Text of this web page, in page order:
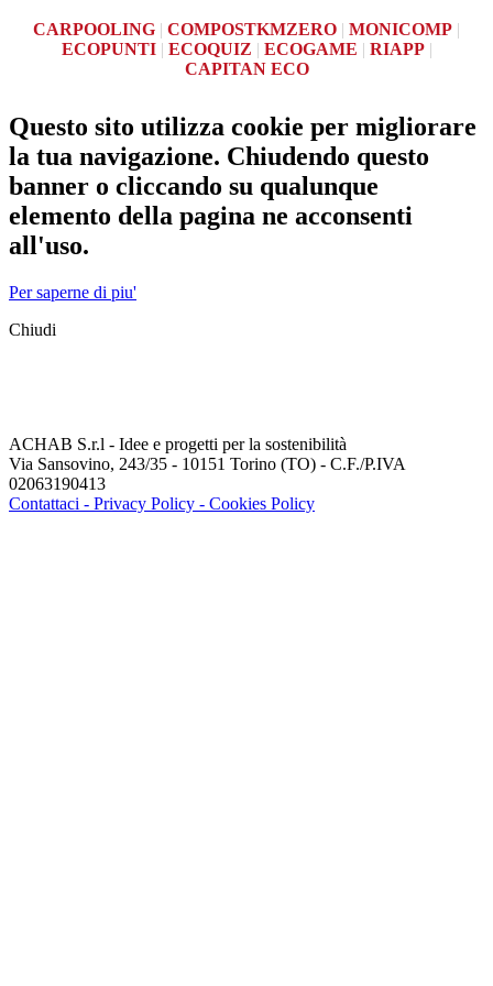
CARPOOLING | COMPOSTKMZERO | MONICOMP |
ECOPUNTI| ECOQUIZ | ECOGAME | RIAPP|
CAPITAN ECO
Questo sito utilizza cookie per migliorare
la tua navigazione. Chiudendo questo
banner o cliccando su qualunque
elemento della pagina ne acconsenti
all'uso.
Per saperne di piu'
Chiudi
ACHAB S.r.l - Idee e progetti per la sostenibilità
Via Sansovino, 243/35 - 10151 Torino (TO) - C.F./P.IVA
02063190413
Contattaci - Privacy Policy - Cookies Policy